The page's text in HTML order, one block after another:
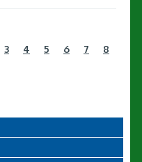
3 4 5 6 7
8